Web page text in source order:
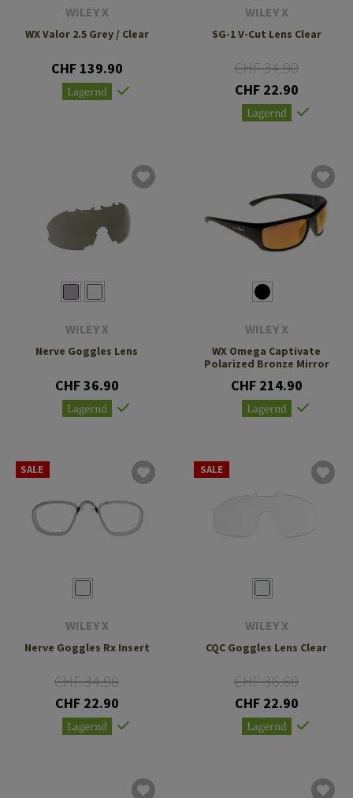
WILEY X
WX Valor 2.5 Grey / Clear
CHF 139.90
Lagernd
WILEY X
SG-1 V-Cut Lens Clear
CHF 34.90
CHF 22.90
Lagernd
WILEY X
Nerve Goggles Lens
CHF 36.90
Lagernd
WILEY X
WX Omega Captivate
Polarized Bronze Mirror
CHF 214.90
Lagernd
SALE
WILEY X
Nerve Goggles Rx Insert
CHF 34.90
CHF 22.90
Lagernd
SALE
WILEY X
CQC Goggles Lens Clear
CHF 36.60
CHF 22.90
Lagernd